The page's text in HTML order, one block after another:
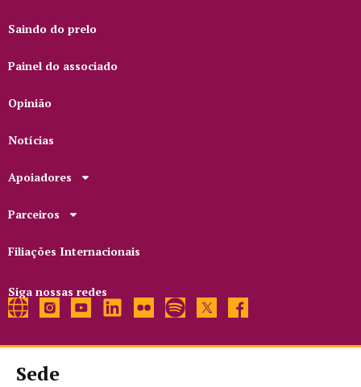
Saindo do prelo
Painel do associado
Opinião
Notícias
Apoiadores
Parceiros
Filiações Internacionais
Siga nossas redes
Sede